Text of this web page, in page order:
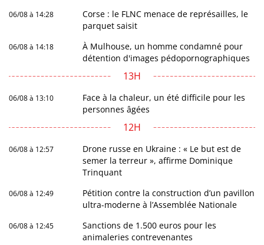
06/08 à 14:28
Corse : le FLNC menace de représailles, le
parquet saisit
06/08 à 14:18
À Mulhouse, un homme condamné pour
détention d'images pédopornographiques
13H
06/08 à 13:10
Face à la chaleur, un été difficile pour les
personnes âgées
12H
06/08 à 12:57
Drone russe en Ukraine : « Le but est de
semer la terreur », affirme Dominique
Trinquant
06/08 à 12:49
Pétition contre la construction d’un pavillon
ultra-moderne à l’Assemblée Nationale
06/08 à 12:45
Sanctions de 1.500 euros pour les
animaleries contrevenantes